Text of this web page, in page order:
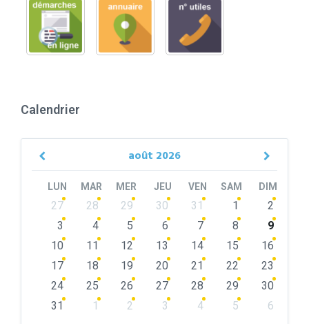
Calendrier
août 2026
Previous
LUN MAR MER JEU VEN SAM DIM
Skip
calendar
27 28 29 30 31 1
2
3
4 5 6 7 8
9
10
11 12 13 14 15
16
17
18 19 20 21 22
23
24
25 26 27 28 29
30
31
1 2 3 4 5
6